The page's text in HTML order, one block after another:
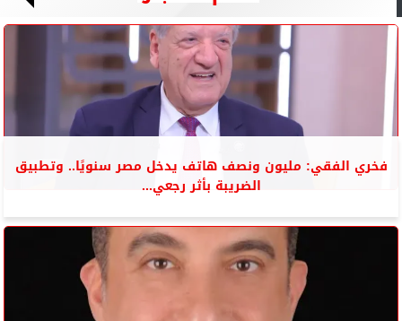
فخري الفقي: مليون ونصف هاتف يدخل مصر سنويًا.. وتطبيق
الضريبة بأثر رجعي...